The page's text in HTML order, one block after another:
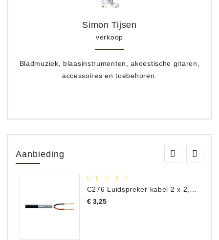
Simon Tijsen
verkoop
Bladmuziek, blaasinstrumenten, akoestische gitaren,
accessoires en toebehoren.
Aanbieding
C276 Luidspreker kabel 2 x 2,50 mm² (per meter)
€ 3,25Prijs